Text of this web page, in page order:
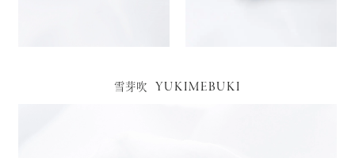
雪芽吹 YUKIMEBUKI